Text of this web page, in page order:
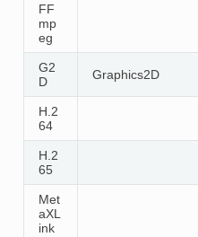
FF
mp
eg
G2
D
Graphics2D
H.2
64
H.2
65
Met
aXL
ink